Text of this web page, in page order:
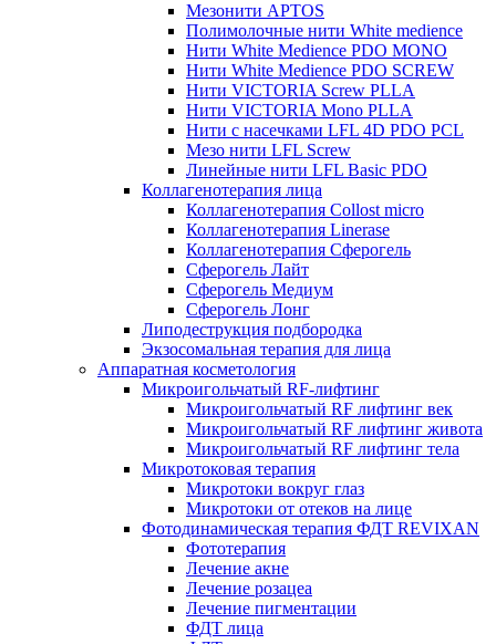
Мезонити APTOS
Полимолочные нити White medience
Нити White Medience PDO MONO
Нити White Medience PDO SCREW
Нити VICTORIA Screw PLLA
Нити VICTORIA Mono PLLA
Нити с насечками LFL 4D PDO PCL
Мезо нити LFL Screw
Линейные нити LFL Basic PDO
Коллагенотерапия лица
Коллагенотерапия Collost micro
Коллагенотерапия Linerase
Коллагенотерапия Сферогель
Сферогель Лайт
Сферогель Медиум
Сферогель Лонг
Липодеструкция подбородка
Экзосомальная терапия для лица
Аппаратная косметология
Микроигольчатый RF-лифтинг
Микроигольчатый RF лифтинг век
Микроигольчатый RF лифтинг живота
Микроигольчатый RF лифтинг тела
Микротоковая терапия
Микротоки вокруг глаз
Микротоки от отеков на лице
Фотодинамическая терапия ФДТ REVIXAN
Фототерапия
Лечение акне
Лечение розацеа
Лечение пигментации
ФДТ лица